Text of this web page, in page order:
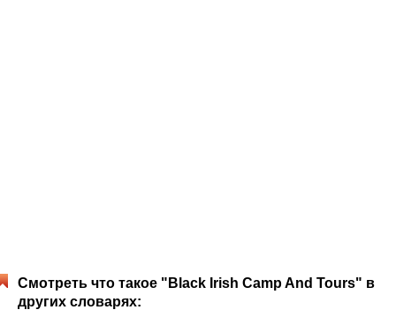
Смотреть что такое "Black Irish Camp And Tours" в
других словарях: